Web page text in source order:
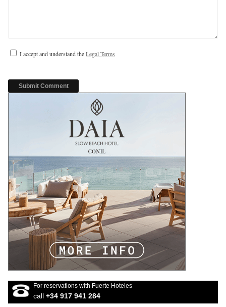
I accept and understand theLegal Terms
For reservations with Fuerte Hoteles
call +34 917 941 284